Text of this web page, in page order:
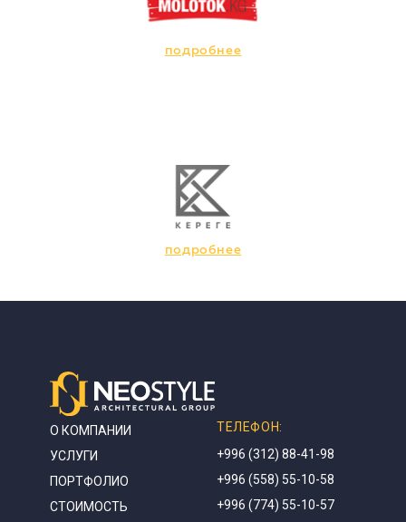
подробнее
подробнее
О КОМПАНИИ
УСЛУГИ
ПОРТФОЛИО
СТОИМОСТЬ
ТЕЛЕФОН:
+996 (312) 88-41-98
+996 (558) 55-10-58
+996 (774) 55-10-57